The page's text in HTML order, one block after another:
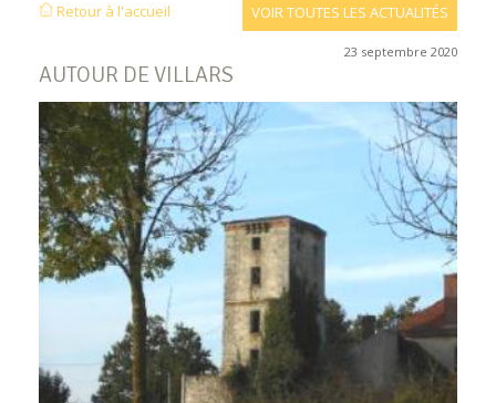
Retour à l'accueil VOIR TOUTES LES ACTUALITÉS
AUTOUR DE VILLARS
23 septembre 2020